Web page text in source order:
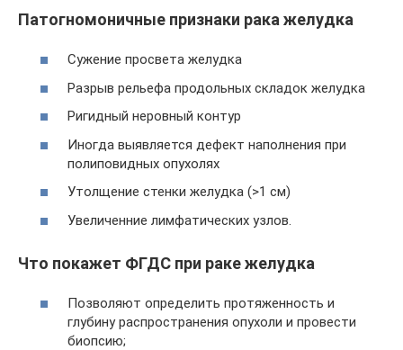
Патогномоничные признаки рака желудка
Сужение просвета желудка
Разрыв рельефа продольных складок желудка
Ригидный неровный контур
Иногда выявляется дефект наполнения при
полиповидных опухолях
Утолщение стенки желудка (>1 см)
Увеличенние лимфатических узлов.
Что покажет ФГДС при раке желудка
Позволяют определить протяженность и
глубину распространения опухоли и провести
биопсию;